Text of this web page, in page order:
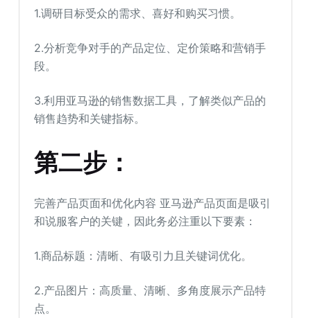
1.调研目标受众的需求、喜好和购买习惯。
2.分析竞争对手的产品定位、定价策略和营销手
段。
3.利用亚马逊的销售数据工具，了解类似产品的
销售趋势和关键指标。
第二步：
完善产品页面和优化内容 亚马逊产品页面是吸引
和说服客户的关键，因此务必注重以下要素：
1.商品标题：清晰、有吸引力且关键词优化。
2.产品图片：高质量、清晰、多角度展示产品特
点。